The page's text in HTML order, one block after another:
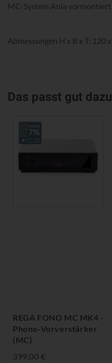
MC-System Ania vormontiert
Abmessungen H x B x T: 120
Das passt gut
REGA FONO MC MK4 -
Phono-Vorverstärker
(MC)
399,00 €